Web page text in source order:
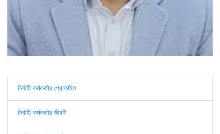
নির্বাহী কর্মকর্তার প্রোফাইল
নির্বাহী কর্মকর্তার জীবনী